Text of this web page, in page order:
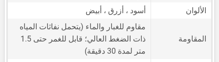
الألوان
أسود ، أزرق ، أبيض
المقاومة
مقاوم للغبار والماء (يتحمل نفاثات المياه
ذات الضغط العالي؛ قابل للغمر حتى 1.5
متر لمدة 30 دقيقة)